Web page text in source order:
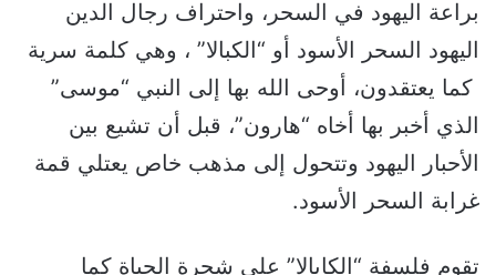
براعة اليهود في السحر، واحتراف رجال الدين
اليهود السحر الأسود أو “الكبالا” ، وهي كلمة سرية
كما يعتقدون، أوحى الله بها إلى النبي “موسى”
الذي أخبر بها أخاه “هارون”، قبل أن تشيع بين
الأحبار اليهود وتتحول إلى مذهب خاص يعتلي قمة
غرابة السحر الأسود.
تقوم فلسفة “الكابالا” على شجرة الحياة كما